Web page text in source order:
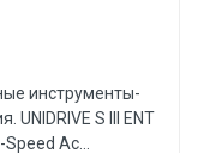
инструменты-
S III ENT
Ac...